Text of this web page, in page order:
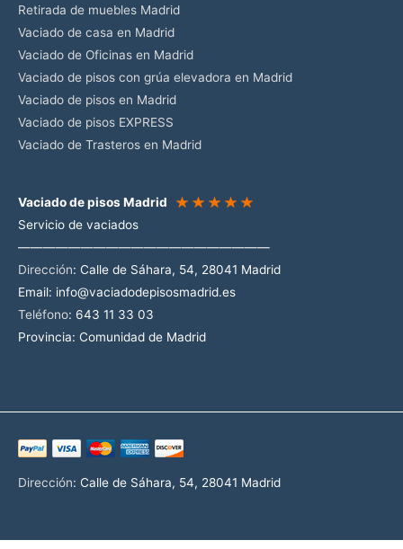
Retirada de muebles Madrid
Vaciado de casa en Madrid
Vaciado de Oficinas en Madrid
Vaciado de pisos con grúa elevadora en Madrid
Vaciado de pisos en Madrid
Vaciado de pisos EXPRESS
Vaciado de Trasteros en Madrid
Vaciado de pisos Madrid
Servicio de vaciados
————————————————————
Dirección: Calle de Sáhara, 54, 28041 Madrid
Email: info@vaciadodepisosmadrid.es
Teléfono: 643 11 33 03
Provincia: Comunidad de Madrid
Dirección: Calle de Sáhara, 54, 28041 Madrid